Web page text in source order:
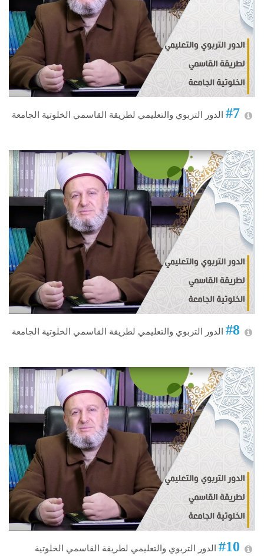
#7 الدور التربوي والتعليمي لطريقة القاسمي الخلوتية الجامعة
#8 الدور التربوي والتعليمي لطريقة القاسمي الخلوتية الجامعة
#10 الدور التربوي والتعليمي لطريقة القاسمي الخلوتية